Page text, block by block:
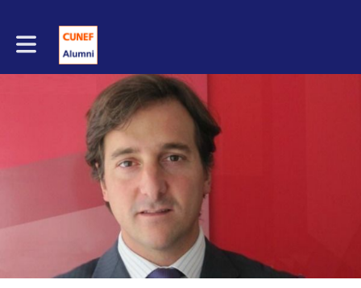
Toggle main navigation